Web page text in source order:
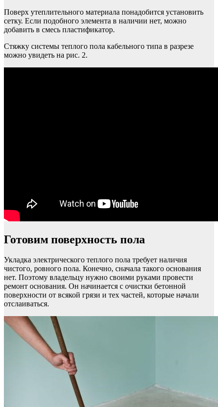
Поверх утеплительного материала понадобится установить
сетку. Если подобного элемента в наличии нет, можно
добавить в смесь пластификатор.
Стяжку системы теплого пола кабельного типа в разрезе
можно увидеть на рис. 2.
Готовим поверхность пола
Укладка электрического теплого пола требует наличия
чистого, ровного пола. Конечно, сначала такого основания
нет. Поэтому владельцу нужно своими руками провести
ремонт основания. Он начинается с очистки бетонной
поверхности от всякой грязи и тех частей, которые начали
отслаиваться.